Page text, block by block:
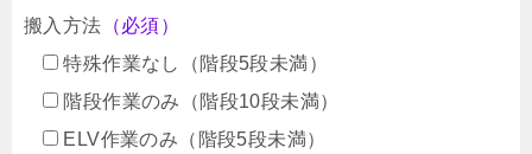
搬入方法 （必須）
特殊作業なし（階段5段未満）
階段作業のみ（階段10段未満）
ELV作業のみ（階段5段未満）